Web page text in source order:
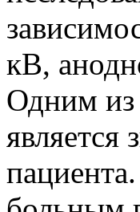
кВ,
Одним из
является